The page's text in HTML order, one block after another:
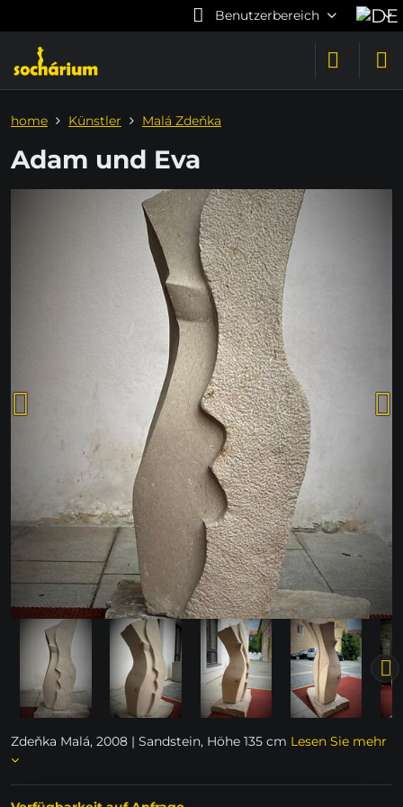
Benutzerbereich
home Künstler Malá Zdeňka
Adam und Eva
Zdeňka Malá, 2008 | Sandstein, Höhe 135 cm Lesen Sie mehr